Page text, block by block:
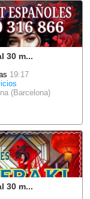
30 m...
19:17
(Barcelona)
30 m...